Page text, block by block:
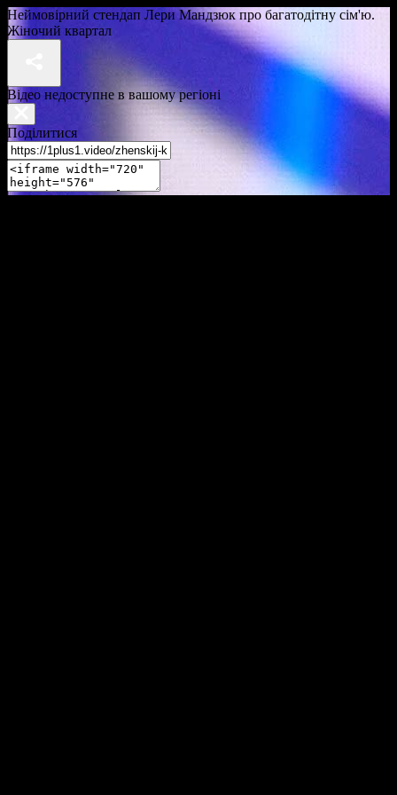
Неймовірний стендап Лери Мандзюк про багатодітну сім'ю.
Жіночий квартал
Відео недоступне в вашому регіоні
Поділитися